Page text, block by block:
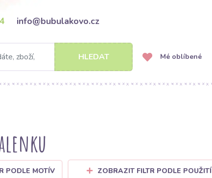
info@bubulakovo.cz
HLEDAT Mé oblíbené
PODLE MOTÍV ZOBRAZIT FILTR PODLE POUŽITÍ